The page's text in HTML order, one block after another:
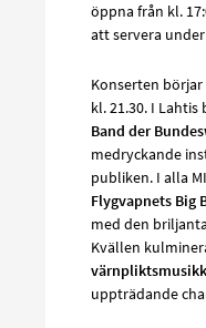
öppna från kl.
att servera
Konserten
kl. 21.30. I
Band der
medryckande
publiken. I alla
Flygvapnets Big
med den briljanta
Kvällen
uppträdande